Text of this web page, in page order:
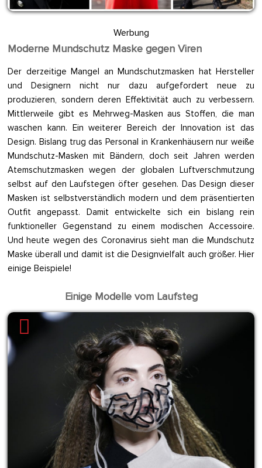
Werbung
Moderne Mundschutz Maske gegen Viren
Der derzeitige Mangel an Mundschutzmasken hat Hersteller
und Designern nicht nur dazu aufgefordert neue zu
produzieren, sondern deren Effektivität auch zu verbessern.
Mittlerweile gibt es Mehrweg-Masken aus Stoffen, die man
waschen kann. Ein weiterer Bereich der Innovation ist das
Design. Bislang trug das Personal in Krankenhäusern nur weiße
Mundschutz-Masken mit Bändern, doch seit Jahren werden
Atemschutzmasken wegen der globalen Luftverschmutzung
selbst auf den Laufstegen öfter gesehen. Das Design dieser
Masken ist selbstverständlich modern und dem präsentierten
Outfit angepasst. Damit entwickelte sich ein bislang rein
funktioneller Gegenstand zu einem modischen Accessoire.
Und heute wegen des Coronavirus sieht man die Mundschutz
Maske überall und damit ist die Designvielfalt auch größer. Hier
einige Beispiele!
Einige Modelle vom Laufsteg